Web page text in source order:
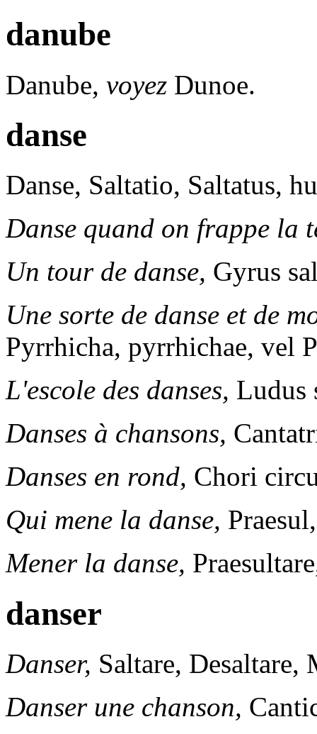
danube
Danube, voyez Dunoe.
danse
Danse, Saltatio, Saltatus,
Danse quand on frappe la
Un tour de danse, Gyrus
Une sorte de danse et de
Pyrrhicha, pyrrhichae, vel
L'escole des danses, Ludus
Danses à chansons,
Danses en rond, Chori
Qui mene la danse,
Mener la danse,
danser
Danser, Saltare, Desaltare,
Danser une chanson,